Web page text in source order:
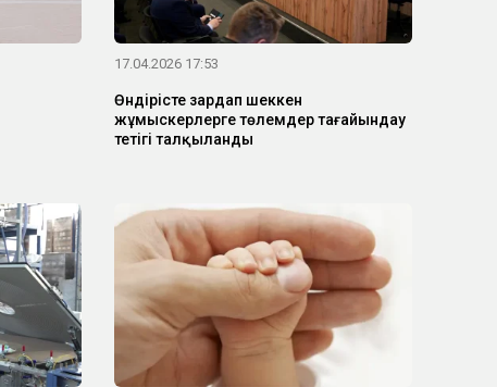
17.04.2026 17:53
Өндірісте зардап шеккен
жұмыскерлерге төлемдер тағайындау
тетігі талқыланды